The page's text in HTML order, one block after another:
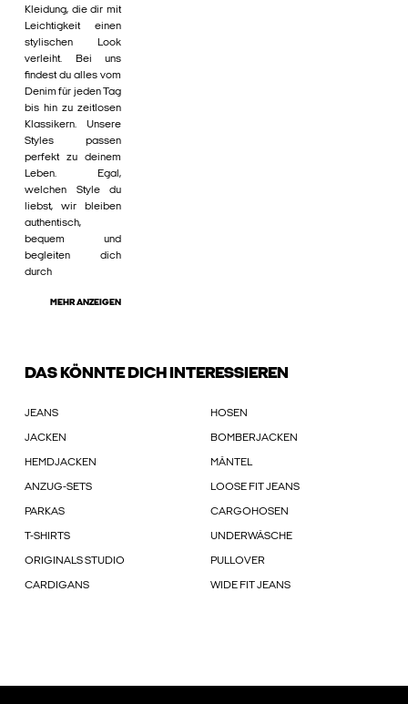
Kleidung, die dir mit
Leichtigkeit einen
stylischen Look
verleiht. Bei uns
findest du alles vom
Denim für jeden Tag
bis hin zu zeitlosen
Klassikern. Unsere
Styles passen
perfekt zu deinem
Leben. Egal,
welchen Style du
liebst, wir bleiben
authentisch,
bequem und
begleiten dich
durch
MEHR ANZEIGEN
DAS KÖNNTE DICH INTERESSIEREN
JEANS HOSEN
JACKEN BOMBERJACKEN
HEMDJACKEN MÄNTEL
ANZUG-SETS LOOSE FIT JEANS
PARKAS CARGOHOSEN
T-SHIRTS UNDERWÄSCHE
ORIGINALS STUDIO PULLOVER
CARDIGANS WIDE FIT JEANS